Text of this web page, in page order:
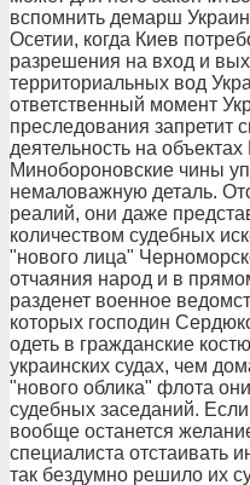
вспомнить демарш
Осетии, когда Киев
разрешения на вход и
территориальных вод
ответственный момент
преследования запретит
деятельность на
Минобороновские чины
немаловажную деталь.
реалий, они даже
количеством судебных
"нового лица"
отчаяния народ и в
разденет военное
которых господин
одеть в гражданские
украинских судах, чем
"нового облика" флота
судебных заседаний.
вообще останется
специалиста отстаивать
так бездумно решило их